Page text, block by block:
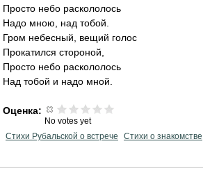
Просто небо раскололось
Надо мною, над тобой.
Гром небесный, вещий голос
Прокатился стороной,
Просто небо раскололось
Над тобой и надо мной.
Оценка:
No votes yet
Стихи Рубальской о встрече
Стихи о знакомстве